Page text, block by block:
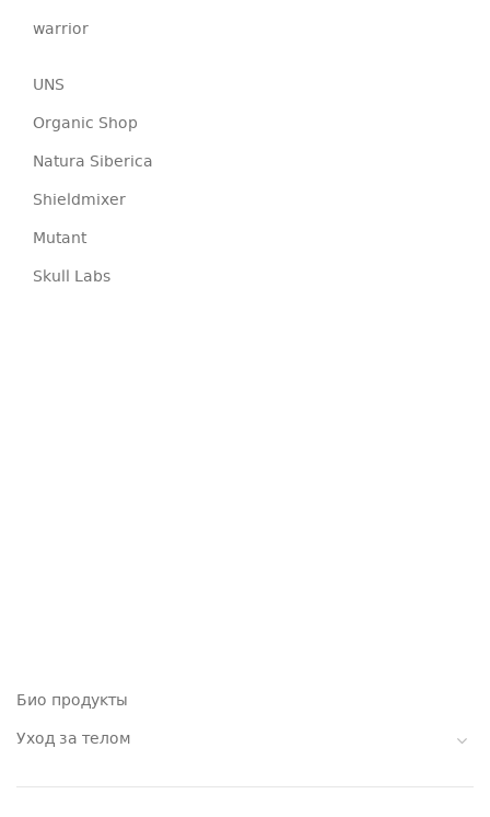
warrior
UNS
Organic Shop
Natura Siberica
Shieldmixer
Mutant
Skull Labs
Био продукты
Уход за телом